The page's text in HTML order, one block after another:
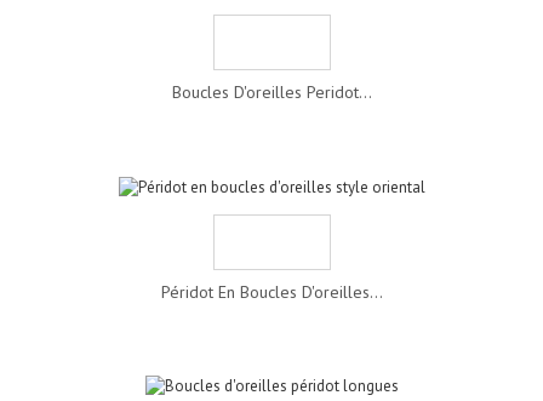
Boucles D'oreilles Peridot...
Péridot En Boucles D'oreilles...